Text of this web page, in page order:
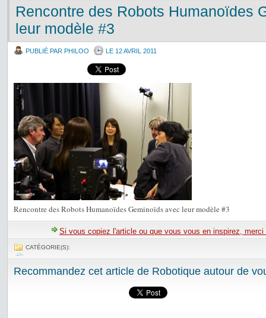
Rencontre des Robots Humanoïdes
leur modèle #3
PUBLIÉ PAR PHILOO LE 12 AVRIL 2011
Rencontre des Robots Humanoïdes Geminoïds avec leur modèle #3
Si vous copiez l'article ou que vous vous en inspirez,
CATÉGORIE(S):
Recommandez cet article de Robotique autour de